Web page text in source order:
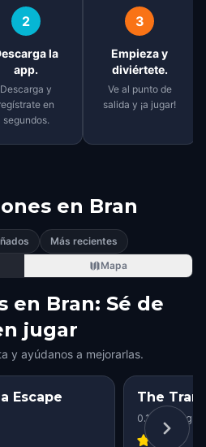
2
la
app.
Descarga y
en
segundos.
3
Empieza y
diviértete.
Ve al punto de
salida y ¡a jugar!
en Bran
Más recientes
Mapa
en Bran: Sé de
jugar
y ayúdanos a mejorarlas.
Escape The
0.1 km | Avg.
5